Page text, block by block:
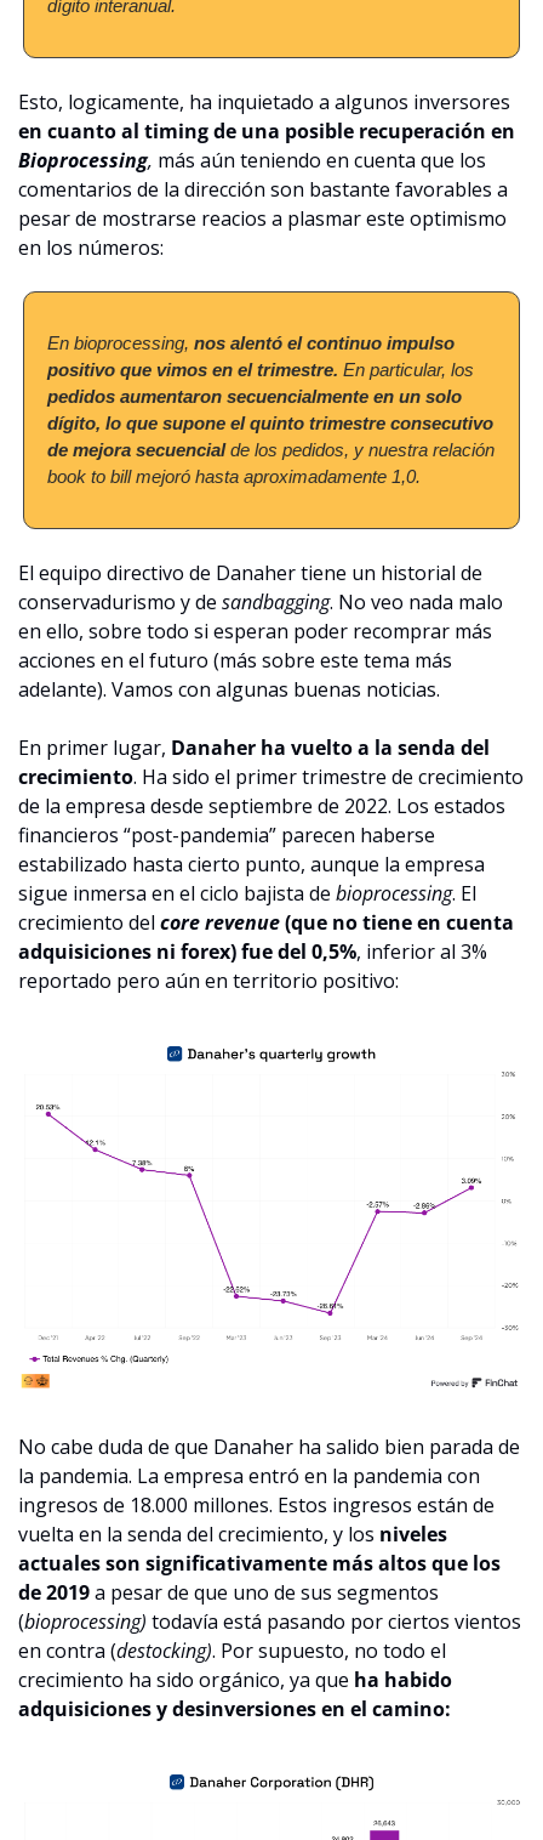
dígito interanual.
Bioprocessing, más aún teniendo en cuenta que los
comentarios de la dirección son bastante favorables a
pesar de mostrarse reacios a plasmar este optimismo
en los números:
En bioprocessing, nos alentó el continuo impulso
positivo que vimos en el trimestre.
pedidos aumentaron secuencialmente en un solo
dígito, lo que supone el quinto trimestre consecutivo
de mejora secuencial de los pedidos, y nuestra relación
book to bill mejoró hasta aproximadamente 1,0.
El equipo directivo de Danaher tiene un historial de
conservadurismo y de sandbagging. No veo nada malo
en ello, sobre todo si esperan poder recomprar más
acciones en el futuro (más sobre este tema más
adelante). Vamos con algunas buenas noticias.
En primer lugar, Danaher ha vuelto a la senda del
crecimiento. Ha sido el primer trimestre de crecimiento
de la empresa desde septiembre de 2022. Los estados
financieros “post-pandemia” parecen haberse
estabilizado hasta cierto punto, aunque la empresa
sigue inmersa en el ciclo bajista de bioprocessing. El
crecimiento del core revenue (que no tiene en cuenta
adquisiciones ni forex) fue del 0,5%, inferior al 3%
reportado pero aún en territorio positivo:
No cabe duda de que Danaher ha salido bien parada de
la pandemia. La empresa entró en la pandemia con
ingresos de 18.000 millones. Estos ingresos están de
vuelta en la senda del crecimiento, y los niveles
actuales son significativamente más altos que los
de 2019 a pesar de que uno de sus segmentos
(bioprocessing) todavía está pasando por ciertos vientos
en contra (destocking). Por supuesto, no todo el
crecimiento ha sido orgánico, ya que ha habido
adquisiciones y desinversiones en el camino: